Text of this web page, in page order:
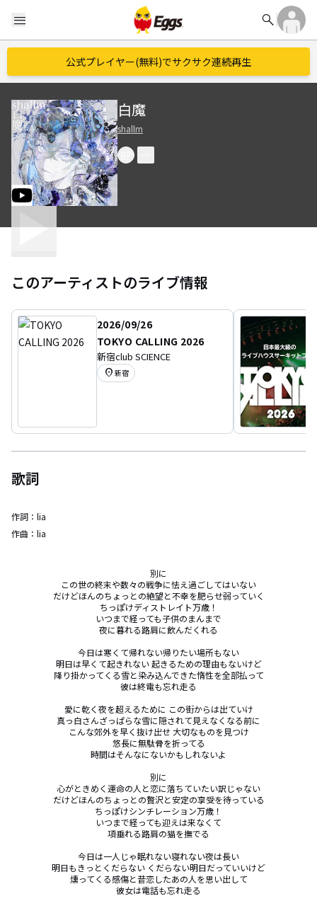
menu search
公式プレイヤー(無料)でサクサク連続再生
白魔
shallm
このアーティストのライブ情報
2026/09/26
TOKYO CALLING 2026
新宿club SCIENCE
location_on 新宿
歌詞
作詞： lia
作曲： lia
別に
この世の終末や数々の戦争に怯え過ごしてはいない
だけどほんのちょっとの絶望と不幸を肥らせ弱っていく
ちっぽけディストレイト万歳！
いつまで経っても子供のまんまで
夜に暮れる路肩に飲んだくれる
今日は寒くて帰れない帰りたい場所もない
明日は早くて起きれない 起きるための理由もないけど
降り掛かってくる雪と染み込んできた惰性を全部払って
彼は終電も忘れ走る
愛に乾く夜を超えるために この街からは出ていけ
真っ白さんざっぱらな雪に隠されて見えなくなる前に
こんな郊外を早く抜け出せ 大切なものを見つけ
悠長に無駄骨を折ってる
時間はそんなにないかもしれないよ
別に
心がときめく運命の人と恋に落ちていたい訳じゃない
だけどほんのちょっとの贅沢と安定の享受を待っている
ちっぽけシンチレーション万歳！
いつまで経っても迎えは来なくて
項垂れる路肩の猫を撫でる
今日は一人じゃ眠れない寝れない夜は長い
明日もきっとくだらない くだらない明日だっていいけど
燻ってくる感傷と昔恋したあの人を思い出して
彼女は電話も忘れ走る